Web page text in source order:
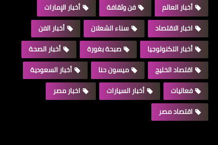
أخبار العالم
فن وثقافة
أخبار الإمارات
اخبار الاقتصاد
سناء الشعلان
أخبار الفن
أخبار التكنولوجيا
صبحة بغورة
أخبار الصحة
اقتصاد الخليج
ميسون حنا
أخبار السعودية
فعاليات
أخبار السيارات
اخبار مصر
اقتصاد مصر